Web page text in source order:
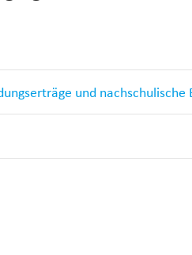
und nachschulische